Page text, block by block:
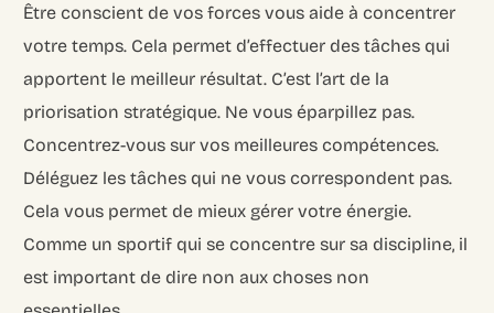
Être conscient de vos forces vous aide à concentrer
votre temps. Cela permet d’effectuer des tâches qui
apportent le meilleur résultat. C’est l’art de la
priorisation stratégique. Ne vous éparpillez pas.
Concentrez-vous sur vos meilleures compétences.
Déléguez les tâches qui ne vous correspondent pas.
Cela vous permet de mieux gérer votre énergie.
Comme un sportif qui se concentre sur sa discipline, il
est important de dire non aux choses non